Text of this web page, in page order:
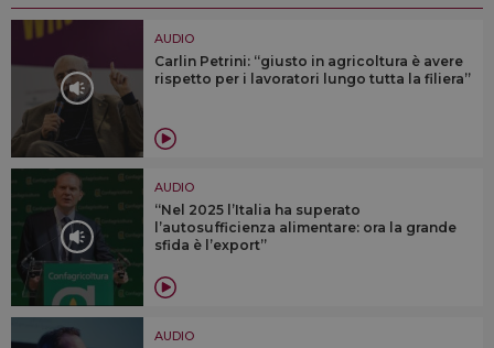
AUDIO
Carlin Petrini: “giusto in agricoltura è avere
rispetto per i lavoratori lungo tutta la filiera”
AUDIO
“Nel 2025 l’Italia ha superato
l’autosufficienza alimentare: ora la grande
sfida è l’export”
AUDIO